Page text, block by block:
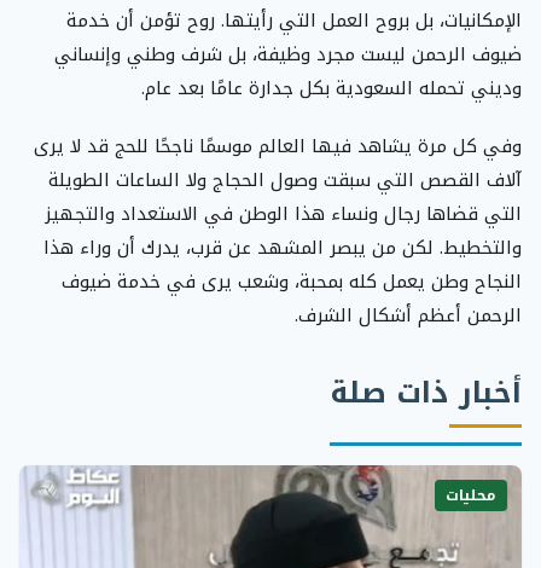
الإمكانيات، بل بروح العمل التي رأيتها. روح تؤمن أن خدمة
ضيوف الرحمن ليست مجرد وظيفة، بل شرف وطني وإنساني
وديني تحمله السعودية بكل جدارة عامًا بعد عام.
وفي كل مرة يشاهد فيها العالم موسمًا ناجحًا للحج قد لا يرى
آلاف القصص التي سبقت وصول الحجاج ولا الساعات الطويلة
التي قضاها رجال ونساء هذا الوطن في الاستعداد والتجهيز
والتخطيط. لكن من يبصر المشهد عن قرب، يدرك أن وراء هذا
النجاح وطن يعمل كله بمحبة، وشعب يرى في خدمة ضيوف
الرحمن أعظم أشكال الشرف.
أخبار ذات صلة
محليات